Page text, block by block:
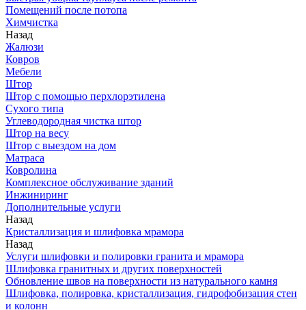
Помещений после потопа
Химчистка
Назад
Жалюзи
Ковров
Мебели
Штор
Штор с помощью перхлорэтилена
Сухого типа
Углеводородная чистка штор
Штор на весу
Штор с выездом на дом
Матраса
Ковролина
Комплексное обслуживание зданий
Инжиниринг
Дополнительные услуги
Назад
Кристаллизация и шлифовка мрамора
Назад
Услуги шлифовки и полировки гранита и мрамора
Шлифовка гранитных и других поверхностей
Обновление швов на поверхности из натурального камня
Шлифовка, полировка, кристаллизация, гидрофобизация стен
и колонн